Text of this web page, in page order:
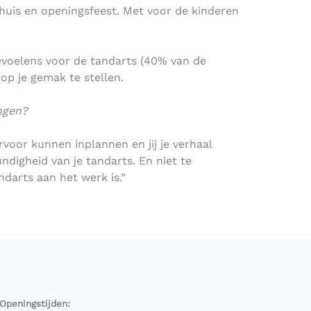
en openingsfeest. Met voor de kinderen
voor de tandarts (40% van de
je gemak te stellen.
kunnen inplannen en jij je verhaal
van je tandarts. En niet te
aan het werk is.”